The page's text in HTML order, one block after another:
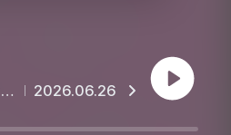
GOLDEN HOUR : Part.5
2026.06.26 재생